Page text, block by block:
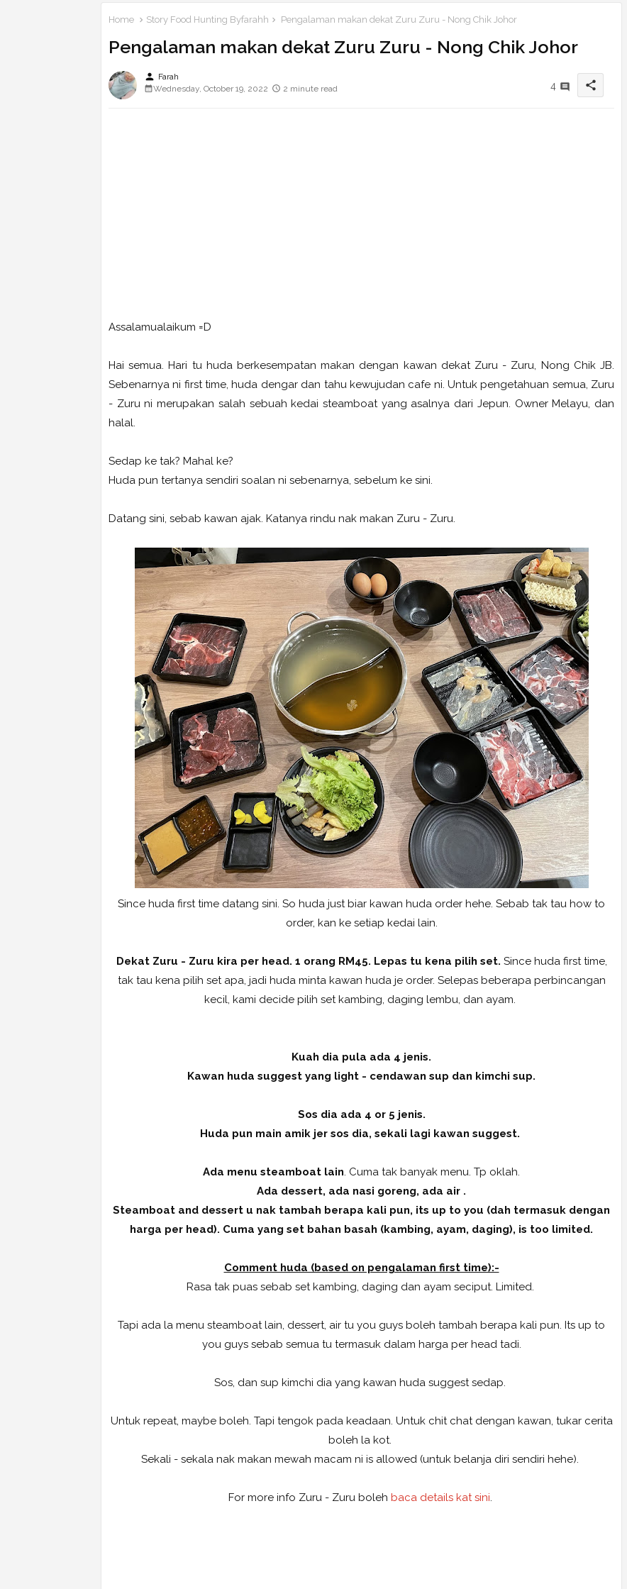
Home Story Food Hunting Byfarahh Pengalaman makan dekat Zuru Zuru - Nong Chik Johor
Pengalaman makan dekat Zuru Zuru - Nong Chik Johor
person Farah
Wednesday, October 19, 2022
2 minute read 4 share
Assalamualaikum =D
Hai semua. Hari tu huda berkesempatan makan dengan kawan dekat Zuru - Zuru, Nong Chik JB.
Sebenarnya ni first time, huda dengar dan tahu kewujudan cafe ni. Untuk pengetahuan semua, Zuru
- Zuru ni merupakan salah sebuah kedai steamboat yang asalnya dari Jepun. Owner Melayu, dan
halal.
Sedap ke tak? Mahal ke?
Huda pun tertanya sendiri soalan ni sebenarnya, sebelum ke sini.
Datang sini, sebab kawan ajak. Katanya rindu nak makan Zuru - Zuru.
Since huda first time datang sini. So huda just biar kawan huda order hehe. Sebab tak tau how to
order, kan ke setiap kedai lain.
Dekat Zuru - Zuru kira per head. 1 orang RM45. Lepas tu kena pilih set. Since huda first time,
tak tau kena pilih set apa, jadi huda minta kawan huda je order. Selepas beberapa perbincangan
kecil, kami decide pilih set kambing, daging lembu, dan ayam.
Kuah dia pula ada 4 jenis.
Kawan huda suggest yang light - cendawan sup dan kimchi sup.
Sos dia ada 4 or 5 jenis.
Huda pun main amik jer sos dia, sekali lagi kawan suggest.
Ada menu steamboat lain. Cuma tak banyak menu. Tp oklah.
Ada dessert, ada nasi goreng, ada air .
Steamboat and dessert u nak tambah berapa kali pun, its up to you (dah termasuk dengan
harga per head). Cuma yang set bahan basah (kambing, ayam, daging), is too limited.
Comment huda (based on pengalaman first time):-
Rasa tak puas sebab set kambing, daging dan ayam seciput. Limited.
Tapi ada la menu steamboat lain, dessert, air tu you guys boleh tambah berapa kali pun. Its up to
you guys sebab semua tu termasuk dalam harga per head tadi.
Sos, dan sup kimchi dia yang kawan huda suggest sedap.
Untuk repeat, maybe boleh. Tapi tengok pada keadaan. Untuk chit chat dengan kawan, tukar cerita
boleh la kot.
Sekali - sekala nak makan mewah macam ni is allowed (untuk belanja diri sendiri hehe).
For more info Zuru - Zuru boleh baca details kat sini.